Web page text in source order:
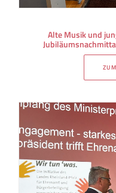
Alte Musik und